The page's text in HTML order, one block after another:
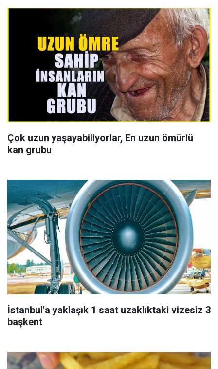
Çok uzun yaşayabiliyorlar, En uzun ömürlü
kan grubu
İstanbul'a yaklaşık 1 saat uzaklıktaki vizesiz 3
başkent